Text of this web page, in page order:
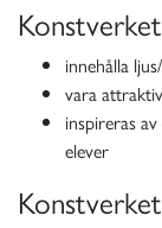
innehålla
vara
inspireras
elever